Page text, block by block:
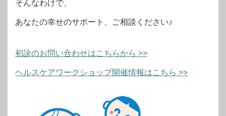
そんなわけで、
あなたの幸せのサポート、ご相談ください♪
初診のお問い合わせはこちらから >>
ヘルスケアワークショップ開催情報はこちら >>